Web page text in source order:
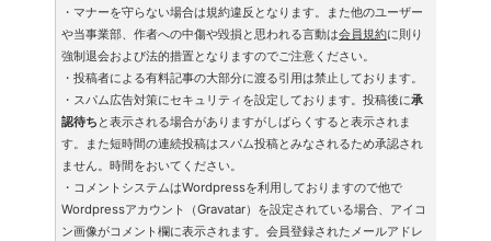
・マナーを守らない場合は規約違反となります。また他のユーザー
や当事業部、作者への中傷や毀損と思われる言動は会員規約に則り
強制退会および法的措置となりますのでご注意ください。
・投稿者による有料記事の大部分に渡る引用は禁止しております。
・スパム広告対策にセキュリティを設定しております。投稿後に承
認待ち と表示される場合がありますがしばらくすると表示されま
す。また短時間の連続投稿はスパム投稿とみなされるため承認され
ません。時間をおいてください。
・コメントシステムはWordpressを利用しておりますので他で
Wordpressアカウント（Gravatar）を設定されている場合、アイコ
ン画像がコメント欄に表示されます。会員登録されたメールアドレ